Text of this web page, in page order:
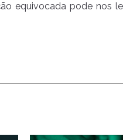
equivocada pode nos